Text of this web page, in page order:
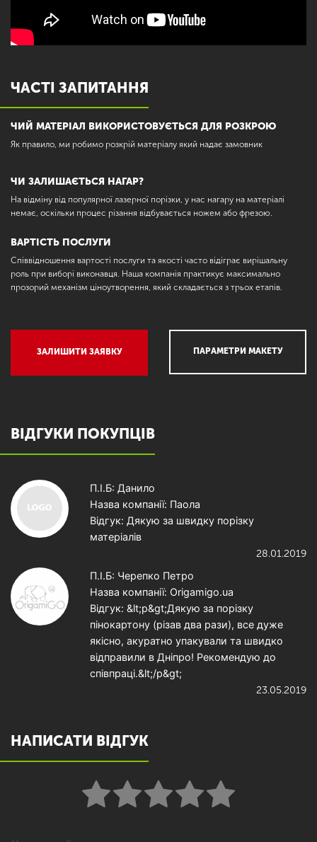
ЧАСТІ ЗАПИТАННЯ
ЧИЙ МАТЕРІАЛ ВИКОРИСТОВУЄТЬСЯ ДЛЯ РОЗКРОЮ
Як правило, ми робимо розкрій матеріалу який надає замовник
ЧИ ЗАЛИШАЄТЬСЯ НАГАР?
На відміну від популярної лазерної порізки, у нас нагару на матеріалі
немає, оскільки процес різання відбувається ножем або фрезою.
ВАРТІСТЬ ПОСЛУГИ
Співвідношення вартості послуги та якості часто відіграє вирішальну
роль при виборі виконавця. Наша компанія практикує максимально
прозорий механізм ціноутворення, який складається з трьох етапів.
ЗАЛИШИТИ ЗАЯВКУ ПАРАМЕТРИ МАКЕТУ
ВІДГУКИ ПОКУПЦІВ
П.І.Б: Данило
Назва компанії: Паола
Відгук: Дякую за швидку порізку
матеріалів
28.01.2019
П.І.Б: Черепко Петро
Назва компанії: Origamigo.ua
Відгук: &lt;p&gt;Дякую за порізку
пінокартону (різав два рази), все дуже
якісно, акуратно упакували та швидко
відправили в Дніпро! Рекомендую до
співпраці.&lt;/p&gt;
23.05.2019
НАПИСАТИ ВІДГУК